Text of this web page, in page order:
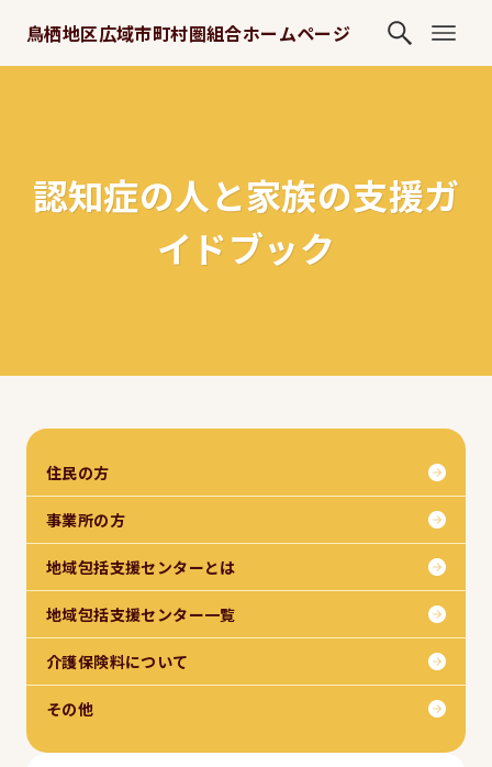
鳥栖地区広域市町村圏組合ホームページ
認知症の人と家族の支援ガ
イドブック
住民の方
事業所の方
地域包括支援センターとは
地域包括支援センター一覧
介護保険料について
その他